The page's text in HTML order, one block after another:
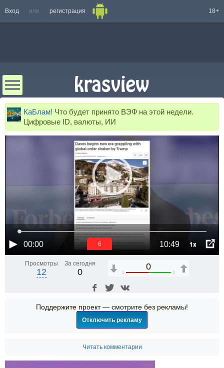
Вход или регистрация 18+
КаБлам! Что будет принято ВЭФ на этой недели.
Цифровые ID, валюты, ИИ
00:00 10:49 1x
6
Просмотры
12
За сегодня
0
0
1 1
Поддержите проект — смотрите без рекламы!
Отключить рекламу
Читать комментарии